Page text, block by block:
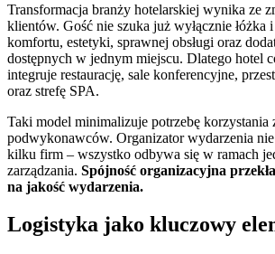
Transformacja branży hotelarskiej wynika ze
klientów. Gość nie szuka już wyłącznie łóżka
komfortu, estetyki, sprawnej obsługi oraz
dostępnych w jednym miejscu. Dlatego hotel
integruje restaurację, sale konferencyjne,
oraz strefę SPA.
Taki model minimalizuje potrzebę korzystania
podwykonawców. Organizator wydarzenia
kilku firm – wszystko odbywa się w ramach
zarządzania. Spójność organizacyjna
na jakość wydarzenia.
Logistyka jako kluczowy